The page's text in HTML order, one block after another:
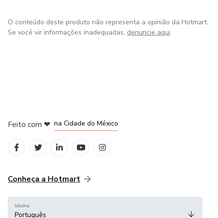
O conteúdo deste produto não representa a opinião da Hotmart.
Se você vir informações inadequadas, denuncie aqui
Feito com ❤ na Cidade do México
Conheça a Hotmart
Idioma
Português